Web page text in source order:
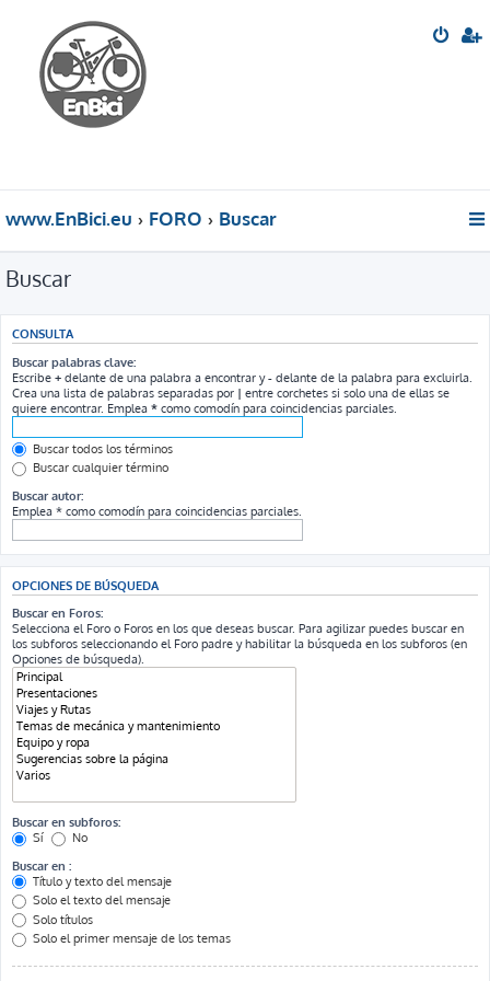
www.EnBici.eu FORO Buscar
Buscar
CONSULTA
Buscar palabras clave:
Escribe + delante de una palabra a encontrar y- delante de la palabra para excluirla.
Crea una lista de palabras separadas por | entre corchetes si solo una de ellas se
quiere encontrar. Emplea * como comodín para coincidencias parciales.
Buscar todos los términos
Buscar cualquier término
Buscar autor:
Emplea * como comodín para coincidencias parciales.
OPCIONES DE BÚSQUEDA
Buscar en Foros:
Selecciona el Foro o Foros en los que deseas buscar. Para agilizar puedes buscar en
los subforos seleccionando el Foro padre y habilitar la búsqueda en los subforos (en
Opciones de búsqueda).
Buscar en subforos:
Sí
No
Buscar en :
Título y texto del mensaje
Solo el texto del mensaje
Solo títulos
Solo el primer mensaje de los temas